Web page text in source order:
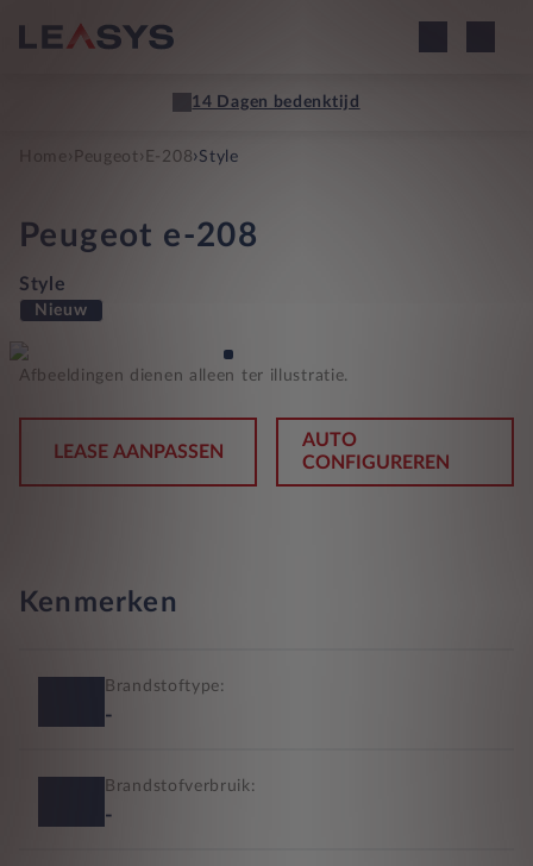
14 Dagen bedenktijd
Home Peugeot › E-208›Style
Peugeot e-208
Style
Nieuw
Afbeeldingen dienen alleen ter illustratie.
LEASE AANPASSEN
AUTO
CONFIGUREREN
Kenmerken
Brandstoftype:
-
Brandstofverbruik:
-